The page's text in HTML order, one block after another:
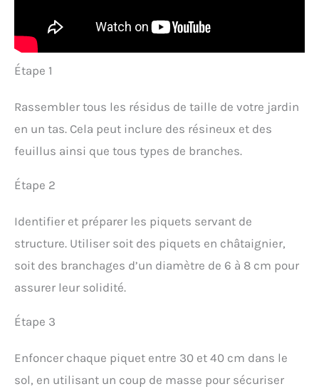
Étape 1
Rassembler tous les résidus de taille de votre jardin
en un tas. Cela peut inclure des résineux et des
feuillus ainsi que tous types de branches.
Étape 2
Identifier et préparer les piquets servant de
structure. Utiliser soit des piquets en châtaignier,
soit des branchages d’un diamètre de 6 à 8 cm pour
assurer leur solidité.
Étape 3
Enfoncer chaque piquet entre 30 et 40 cm dans le
sol, en utilisant un coup de masse pour sécuriser